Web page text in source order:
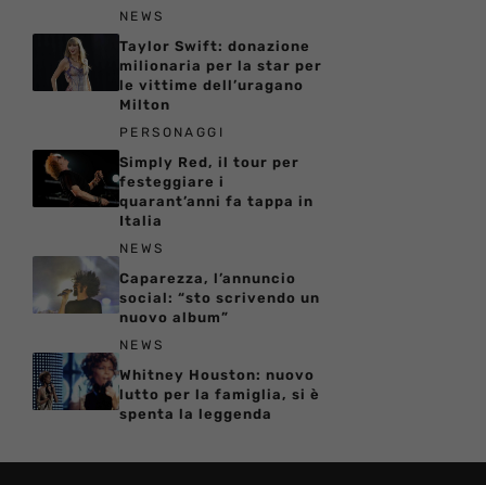
NEWS
Taylor Swift: donazione
milionaria per la star per
le vittime dell’uragano
Milton
PERSONAGGI
Simply Red, il tour per
festeggiare i
quarant’anni fa tappa in
Italia
NEWS
Caparezza, l’annuncio
social: “sto scrivendo un
nuovo album”
NEWS
Whitney Houston: nuovo
lutto per la famiglia, si è
spenta la leggenda